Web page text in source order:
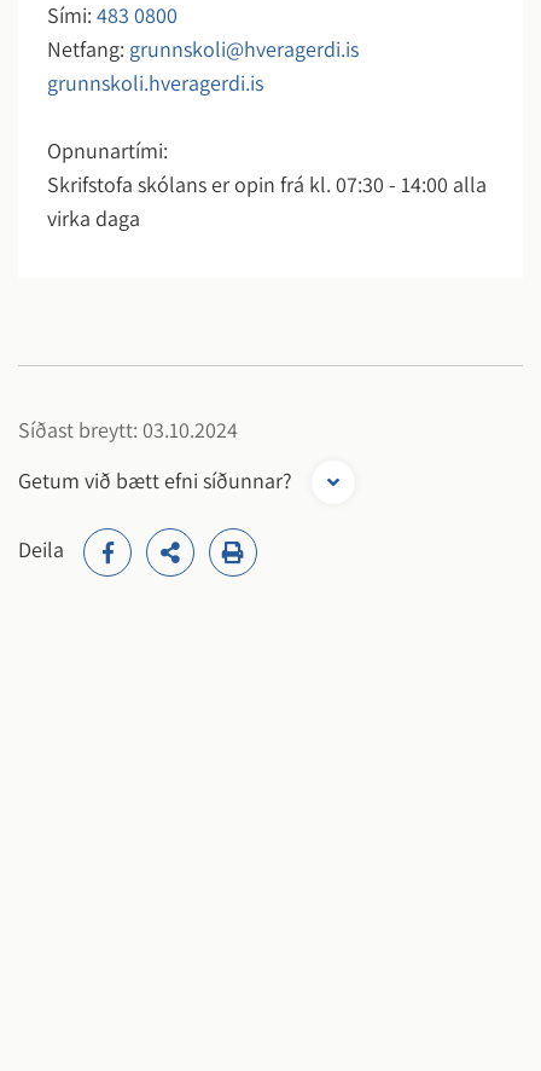
Sími: 483 0800
Netfang: grunnskoli@hveragerdi.is
grunnskoli.hveragerdi.is
Opnunartími:
Skrifstofa skólans er opin frá kl. 07:30 - 14:00 alla
virka daga
Síðast breytt: 03.10.2024
Getum við bætt efni síðunnar?
Deila